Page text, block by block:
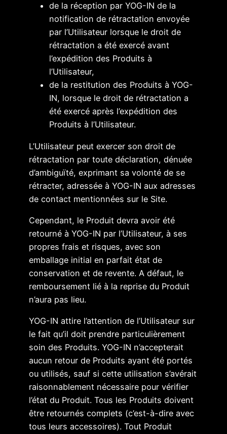
de la réception par YOG-IN de la
notification de rétractation envoyée
par l’Utilisateur lorsque le droit de
rétractation a été exercé avant
l’expédition des Produits à
l’Utilisateur,
de la restitution des Produits à YOG-
IN, lorsque le droit de rétractation a
été exercé après l’expédition des
Produits à l’Utilisateur.
L’Utilisateur peut exercer son droit de
rétractation par toute déclaration, dénuée
d’ambiguïté, exprimant sa volonté de se
rétracter, adressée à YOG-IN aux adresses
de contact mentionnées sur le Site.
Cependant, le Produit devra avoir été
retourné à YOG-IN par l’Utilisateur, à ses
propres frais et risques, avec son
emballage initial en parfait état de
conservation et de revente. A défaut, le
remboursement lié à la reprise du Produit
n’aura pas lieu.
YOG-IN attire l’attention de l’Utilisateur sur
le fait qu’il doit prendre particulièrement
soin des Produits. YOG-IN n’accepterait
aucun retour de Produits ayant été portés
ou utilisés, sauf si cette utilisation s’avérait
raisonnablement nécessaire pour vérifier
l’état du Produit. Tous les Produits doivent
être retournés complets (c’est-à-dire avec
tous leurs accessoires). Tout Produit